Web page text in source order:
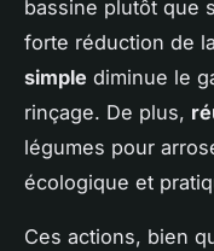
bassine plutôt que
forte réduction de
simple diminue le
rinçage. De plus,
légumes pour
écologique et
Ces actions, bien